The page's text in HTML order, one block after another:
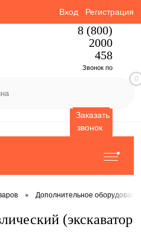
Вход Регистрация
8 (800)
2000
458
Звонок по
Заказать
звонок
0
• Дополнительное
(экскаватор